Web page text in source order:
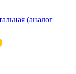
(аналог